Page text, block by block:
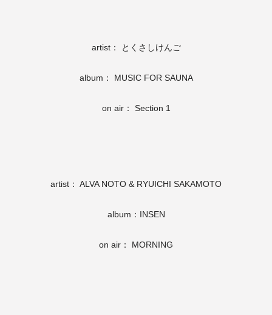
artist： とくさしけんご
album： MUSIC FOR SAUNA
on air： Section 1
artist： ALVA NOTO & RYUICHI SAKAMOTO
album：INSEN
on air： MORNING